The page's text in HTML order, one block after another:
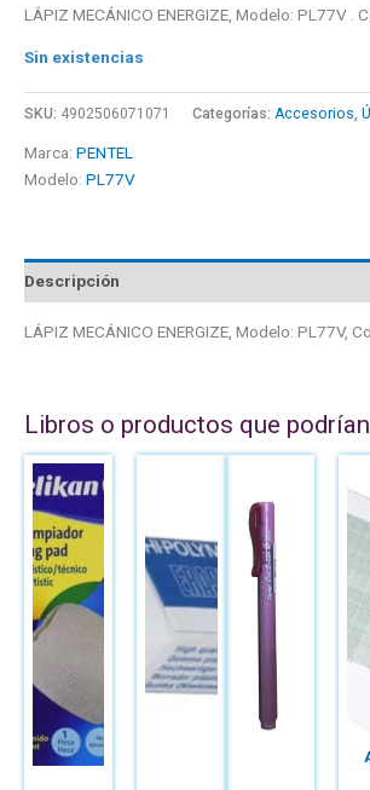
LÁPIZ MECÁNICO ENERGIZE, Modelo: PL77V .
Sin existencias
SKU: 4902506071071 Categorías: Accesorios,
Marca: PENTEL
Modelo: PL77V
Descripción
LÁPIZ MECÁNICO ENERGIZE, Modelo: PL77V,
Libros o productos que